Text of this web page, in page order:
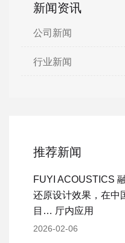
新闻资讯
公司新闻
行业新闻
推荐新闻
FUYI ACOUSTICS
还原设计效果，在中
目… 厅内应用
2026-02-06